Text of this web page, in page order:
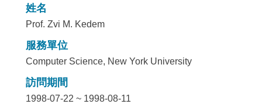
姓名
Prof. Zvi M. Kedem
服務單位
Computer Science, New York University
訪問期間
1998-07-22 ~ 1998-08-11